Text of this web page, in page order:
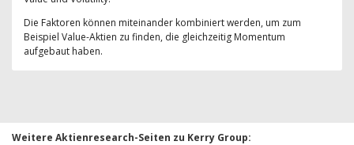
Die Faktoren können miteinander kombiniert werden, um zum
Beispiel Value-Aktien zu finden, die gleichzeitig Momentum
aufgebaut haben.
Weitere Aktienresearch-Seiten zu Kerry Group: